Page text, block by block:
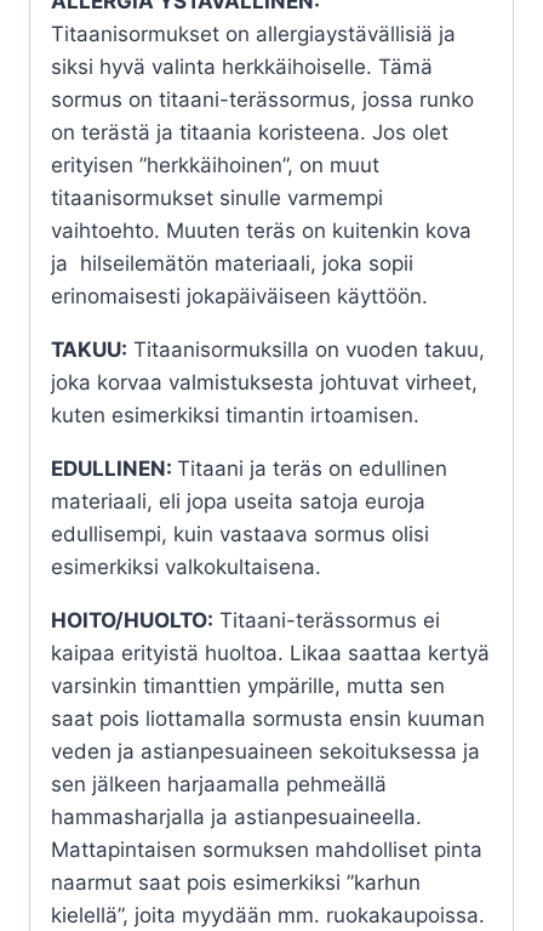
Titaanisormukset on allergiaystävällisiä ja
siksi hyvä valinta herkkäihoiselle. Tämä
sormus on titaani-terässormus, jossa runko
on terästä ja titaania koristeena. Jos olet
erityisen ”herkkäihoinen”, on muut
titaanisormukset sinulle varmempi
vaihtoehto. Muuten teräs on kuitenkin kova
ja hilseilemätön materiaali, joka sopii
erinomaisesti jokapäiväiseen käyttöön.
TAKUU: Titaanisormuksilla on vuoden takuu,
joka korvaa valmistuksesta johtuvat virheet,
kuten esimerkiksi timantin irtoamisen.
EDULLINEN: Titaani ja teräs on edullinen
materiaali, eli jopa useita satoja euroja
edullisempi, kuin vastaava sormus olisi
esimerkiksi valkokultaisena.
HOITO/HUOLTO: Titaani-terässormus ei
kaipaa erityistä huoltoa. Likaa saattaa kertyä
varsinkin timanttien ympärille, mutta sen
saat pois liottamalla sormusta ensin kuuman
veden ja astianpesuaineen sekoituksessa ja
sen jälkeen harjaamalla pehmeällä
hammasharjalla ja astianpesuaineella.
Mattapintaisen sormuksen mahdolliset pinta
naarmut saat pois esimerkiksi ”karhun
kielellä”, joita myydään mm. ruokakaupoissa.